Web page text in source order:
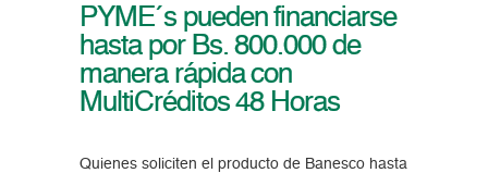
PYME´s pueden financiarse
hasta por Bs. 800.000 de
manera rápida con
MultiCréditos 48 Horas
Quienes soliciten el producto de Banesco hasta